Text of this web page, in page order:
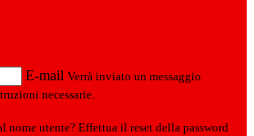
E-mail Verrà inviato un messaggio
necessarie.
nome utente? Effettua il reset della password